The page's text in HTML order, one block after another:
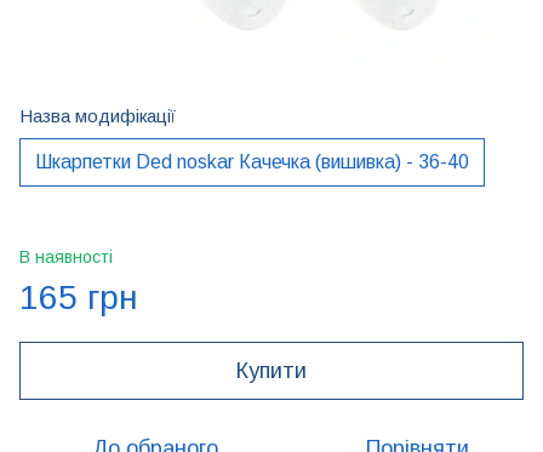
Назва модифікації
Шкарпетки Ded noskar Качечка (вишивка) - 36-40
В наявності
165 грн
Купити